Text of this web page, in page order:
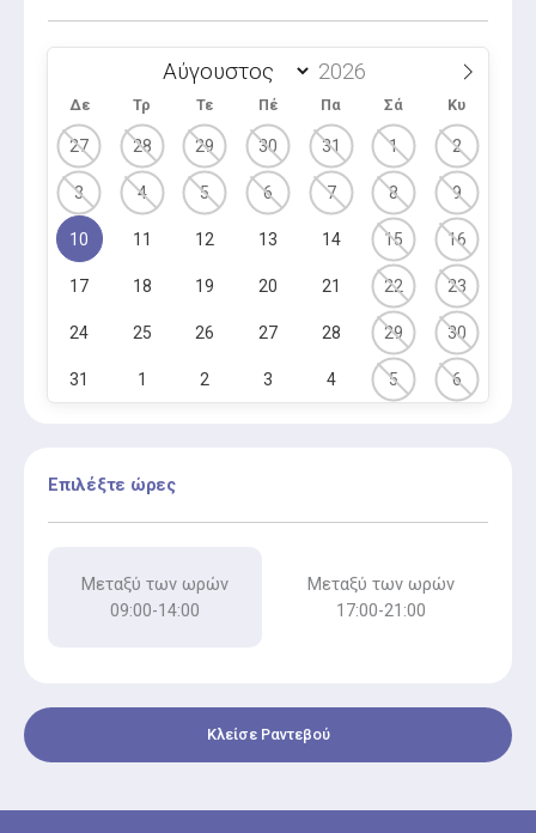
Δε Τρ Τε Πέ Πα Σά Κυ
27 28 29 30 31 1 2
3 4 5 6 7 8 9
10 11 12 13 14 15 16
17 18 19 20 21 22 23
24 25 26 27 28 29 30
31 1 2 3 4 5 6
Επιλέξτε ώρες
Μεταξύ των ωρών
09:00-14:00
Μεταξύ των ωρών
17:00-21:00
Κλείσε Ραντεβού